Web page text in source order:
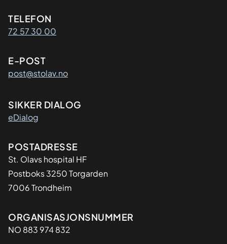
Kontaktinformasjon
TELEFON
72 57 30 00
E-POST
post@stolav.no
SIKKER DIALOG
eDialog
Adresse
POSTADRESSE
St. Olavs hospital HF
Postboks 3250 Torgarden
7006 Trondheim
Organisasjon
ORGANISASJONSNUMMER
NO 883 974 832